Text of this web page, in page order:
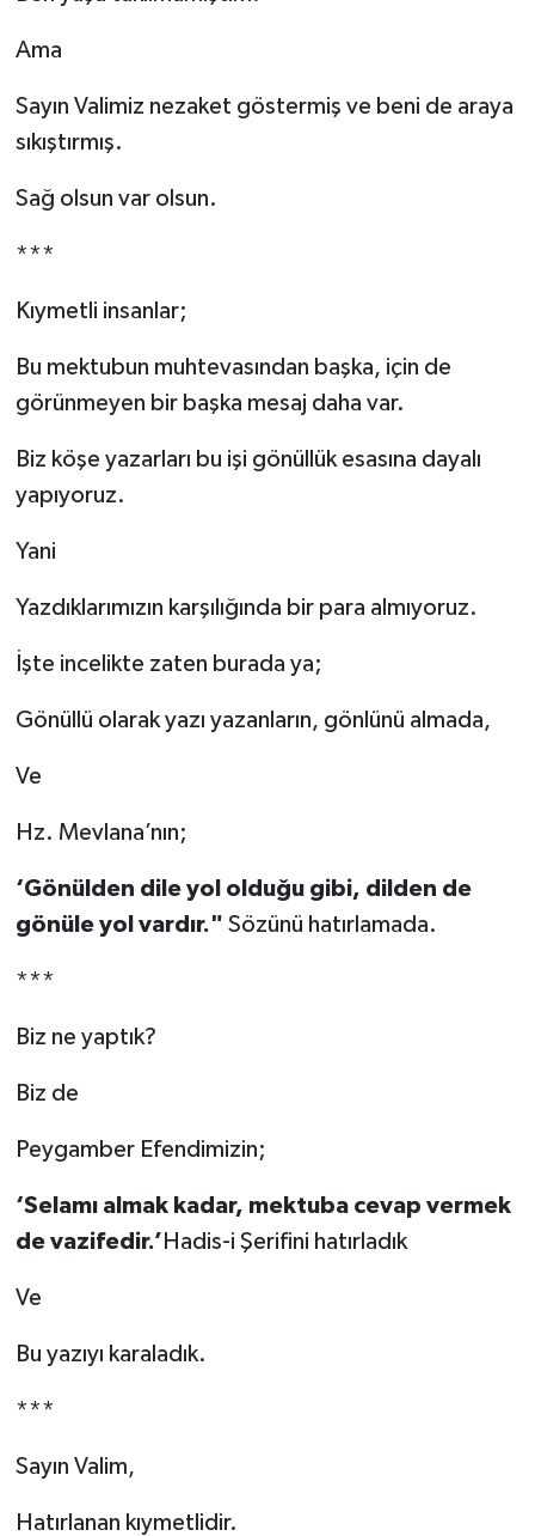
Ama
Sayın Valimiz nezaket göstermiş ve beni de araya
sıkıştırmış.
Sağ olsun var olsun.
***
Kıymetli insanlar;
Bu mektubun muhtevasından başka, için de
görünmeyen bir başka mesaj daha var.
Biz köşe yazarları bu işi gönüllük esasına dayalı
yapıyoruz.
Yani
Yazdıklarımızın karşılığında bir para almıyoruz.
İşte incelikte zaten burada ya;
Gönüllü olarak yazı yazanların, gönlünü almada,
Ve
Hz. Mevlana’nın;
‘Gönülden dile yol olduğu gibi, dilden de
gönüle yol vardır." Sözünü hatırlamada.
***
Biz ne yaptık?
Biz de
Peygamber Efendimizin;
‘Selamı almak kadar, mektuba cevap vermek
de vazifedir.’ Hadis-i Şerifini hatırladık
Ve
Bu yazıyı karaladık.
***
Sayın Valim,
Hatırlanan kıymetlidir.